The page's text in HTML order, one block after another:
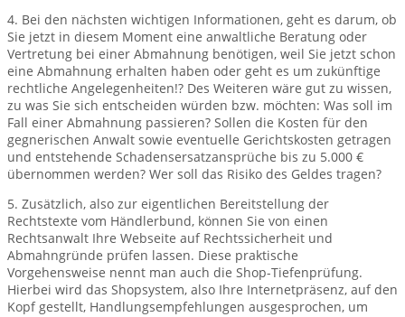
4. Bei den nächsten wichtigen Informationen, geht es darum, ob
Sie jetzt in diesem Moment eine anwaltliche Beratung oder
Vertretung bei einer Abmahnung benötigen, weil Sie jetzt schon
eine Abmahnung erhalten haben oder geht es um zukünftige
rechtliche Angelegenheiten!? Des Weiteren wäre gut zu wissen,
zu was Sie sich entscheiden würden bzw. möchten: Was soll im
Fall einer Abmahnung passieren? Sollen die Kosten für den
gegnerischen Anwalt sowie eventuelle Gerichtskosten getragen
und entstehende Schadensersatzansprüche bis zu 5.000 €
übernommen werden? Wer soll das Risiko des Geldes tragen?
5. Zusätzlich, also zur eigentlichen Bereitstellung der
Rechtstexte vom Händlerbund, können Sie von einen
Rechtsanwalt Ihre Webseite auf Rechtssicherheit und
Abmahngründe prüfen lassen. Diese praktische
Vorgehensweise nennt man auch die Shop-Tiefenprüfung.
Hierbei wird das Shopsystem, also Ihre Internetpräsenz, auf den
Kopf gestellt, Handlungsempfehlungen ausgesprochen, um